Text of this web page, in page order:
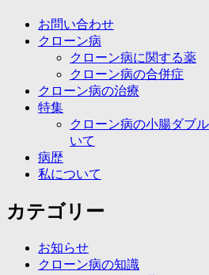
お問い合わせ
クローン病
クローン病に関する薬
クローン病の合併症
クローン病の治療
特集
クローン病の小腸ダブ
いて
病歴
私について
カテゴリー
お知らせ
クローン病の知識